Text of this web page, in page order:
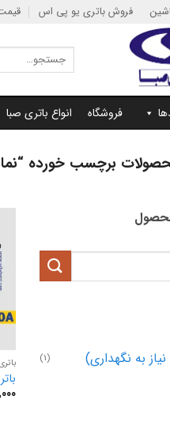
فروش باتری یو پی اس
جستجو
برای:
فروشگاه انواع باتری صبا
برچسب خورده “نمایندگی باتری
به نگهداری) (1)
باتری 100